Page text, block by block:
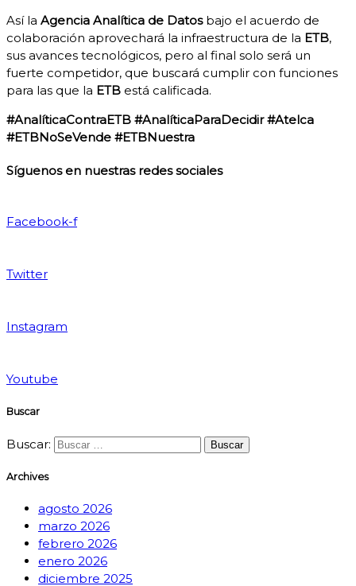
Así la Agencia Analítica de Datos bajo el acuerdo de
colaboración aprovechará la infraestructura de la ETB,
sus avances tecnológicos, pero al final solo será un
fuerte competidor, que buscará cumplir con funciones
para las que la ETB está calificada.
#AnalíticaContraETB #AnalíticaParaDecidir #Atelca
#ETBNoSeVende #ETBNuestra
Síguenos en nuestras redes sociales
Facebook-f
Twitter
Instagram
Youtube
Buscar
Buscar:
Archives
agosto 2026
marzo 2026
febrero 2026
enero 2026
diciembre 2025